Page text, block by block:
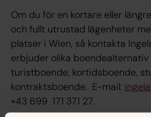
Om du för en kortare eller
och fullt utrustad lägenheter
platser i Wien, så kontakta
erbjuder olika boendealternativ
turistboende, kortidsboende,
kontraktsboende. E-mail:
+43 699 171 371 27.